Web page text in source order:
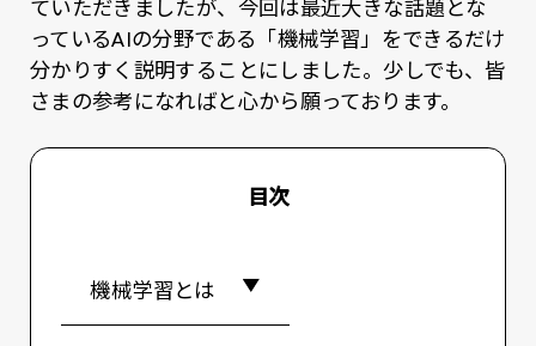
ていただきましたが、今回は最近大きな話題とな
っているAIの分野である「機械学習」をできるだけ
分かりすく説明することにしました。少しでも、皆
さまの参考になればと心から願っております。
目次
機械学習とは